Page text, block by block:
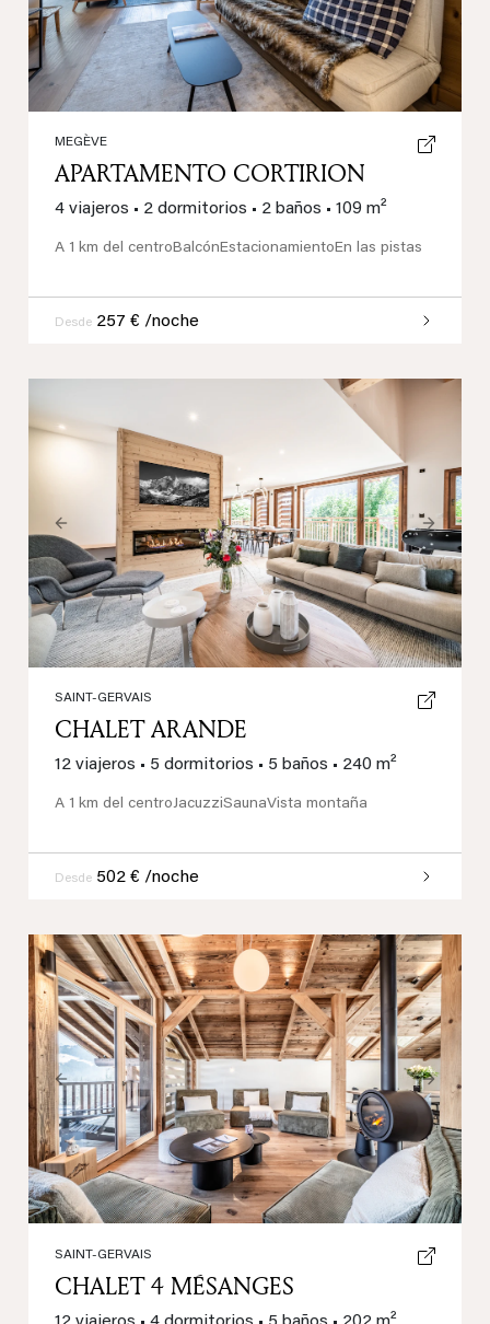
MEGÈVE
APARTAMENTO CORTIRION
4 viajeros • 2 dormitorios • 2 baños • 109 m²
A 1 km del centroBalcónEstacionamientoEn las pistas
Desde 257 € /noche
Previous Next
SAINT-GERVAIS
CHALET 4 MÉSANGES
Previous Next
SAINT-GERVAIS
CHALET ARANDE
12 viajeros • 5 dormitorios • 5 baños • 240 m²
A 1 km del centroJacuzziSaunaVista montaña
Desde 502 € /noche